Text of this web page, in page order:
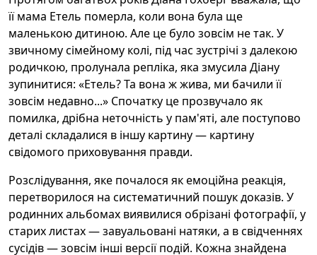
її мама Етель померла, коли вона була ще
маленькою дитиною. Але це було зовсім не так. У
звичному сімейному колі, під час зустрічі з далекою
родичкою, пролунала репліка, яка змусила Діану
зупинитися: «Етель? Та вона ж жива, ми бачили її
зовсім недавно...» Спочатку це прозвучало як
помилка, дрібна неточність у пам'яті, але поступово
деталі складалися в іншу картину — картину
свідомого приховування правди.
Розслідування, яке почалося як емоційна реакція,
перетворилося на систематичний пошук доказів. У
родинних альбомах виявилися обрізані фотографії, у
старих листах — завуальовані натяки, а в свідченнях
сусідів — зовсім інші версії подій. Кожна знайдена